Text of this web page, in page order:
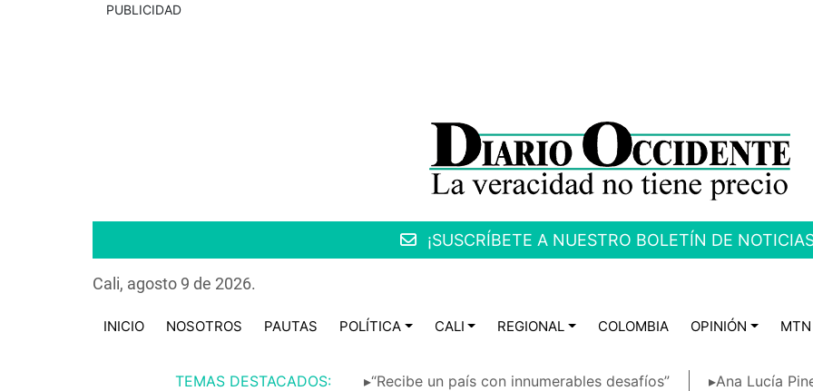
PUBLICIDAD
¡SUSCRÍBETE A NUESTRO BOLETÍN DE
Cali, agosto 9 de 2026.
INICIO NOSOTROS PAUTAS POLÍTICA CALI REGIONAL COLOMBIA OPINIÓN MTN
TEMAS DESTACADOS: ▸“Recibe un país con innumerables desafíos”
▸Ana Lucía